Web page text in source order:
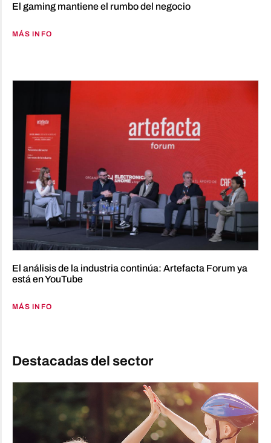
El gaming mantiene el rumbo del negocio
MÁS INFO
El análisis de la industria continúa: Artefacta Forum ya
está en YouTube
MÁS INFO
Destacadas del sector